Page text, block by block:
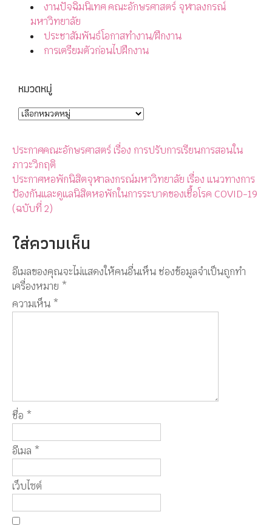
งานปัจฉิมนิเทศ คณะอักษรศาสตร์ จุฬาลงกรณ์
มหาวิทยาลัย
ประชาสัมพันธ์โอกาสทำงาน/ฝึกงาน
การเตรียมตัวก่อนไปฝึกงาน
หมวดหมู่
ประกาศคณะอักษรศาสตร์ เรื่อง การปรับการเรียนการสอนใน
ภาวะวิกฤติ
ประกาศหอพักนิสิตจุฬาลงกรณ์มหาวิทยาลัย เรื่อง แนวทางการ
ป้องกันและดูแลนิสิตหอพักในการระบาดของเชื้อโรค COVID-19
(ฉบับที่ 2)
ใส่ความเห็น
อีเมลของคุณจะไม่แสดงให้คนอื่นเห็น ช่องข้อมูลจำเป็นถูกทำ
เครื่องหมาย *
ความเห็น *
ชื่อ *
อีเมล *
เว็บไซต์